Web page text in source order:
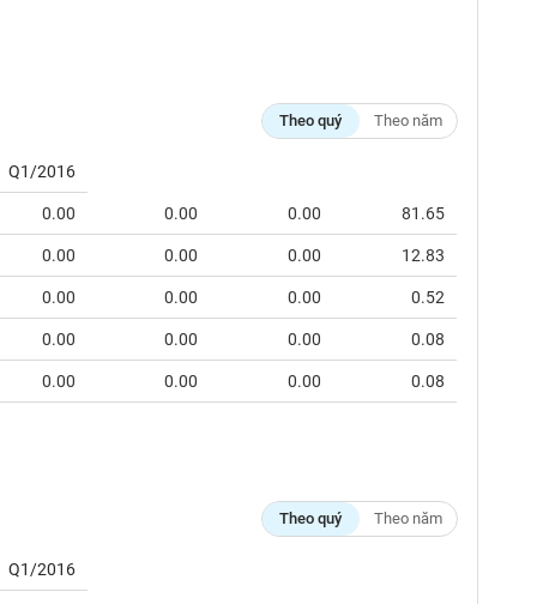
Theo quý Theo năm
Q1/2016
0.00 0.00 0.00 81.65
0.00 0.00 0.00 12.83
0.00 0.00 0.00 0.52
0.00 0.00 0.00 0.08
0.00 0.00 0.00 0.08
Theo quý Theo năm
Q1/2016